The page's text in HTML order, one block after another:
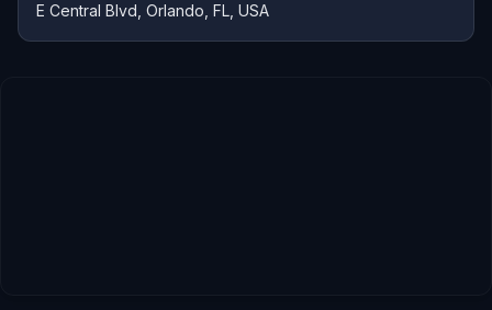
E Central Blvd, Orlando, FL, USA